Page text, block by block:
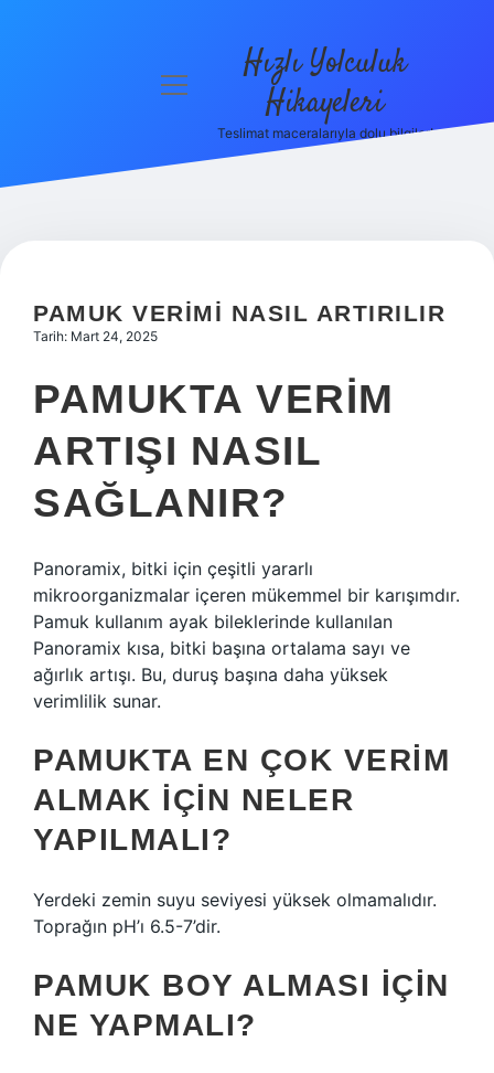
Hakkımızda
menüyü
Hızlı Yolculuk
Hikayeleri
Teslimat maceralarıyla dolu bilgiler!
PAMUK VERIMI NASIL ARTIRILIR
Tarih: Mart 24, 2025
PAMUKTA VERIM
ARTIŞI NASIL
SAĞLANIR?
Panoramix, bitki için çeşitli yararlı
mikroorganizmalar içeren mükemmel bir karışımdır.
Pamuk kullanım ayak bileklerinde kullanılan
Panoramix kısa, bitki başına ortalama sayı ve
ağırlık artışı. Bu, duruş başına daha yüksek
verimlilik sunar.
PAMUKTA EN ÇOK VERIM
ALMAK IÇIN NELER
YAPILMALI?
Yerdeki zemin suyu seviyesi yüksek olmamalıdır.
Toprağın pH’ı 6.5-7’dir.
PAMUK BOY ALMASI IÇIN
NE YAPMALI?